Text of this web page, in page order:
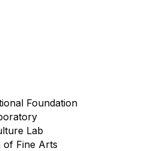
Foundation
Lab
of Fine Arts